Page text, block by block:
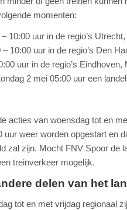
momenten:
10:00 uur in de regio’s
10:00 uur in de regio’s Den
uur in de regio’s
2 mei 05:00 uur een
acties van woensdag tot en
uur weer worden opgestart en
zal zijn. Mocht FNV Spoor de
treinverkeer mogelijk.
delen van het
tot en met vrijdag regionaal